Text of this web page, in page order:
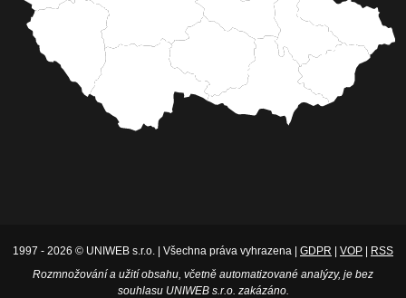
1997 - 2026 © UNIWEB s.r.o. | Všechna práva vyhrazena | GDPR VOP
RSS
Rozmnožování a užití obsahu, včetně automatizované analýzy, je bez
souhlasu UNIWEB s.r.o. zakázáno.